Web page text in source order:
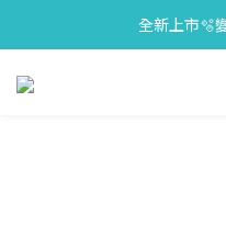
會員限
全新上市🫧
會員限